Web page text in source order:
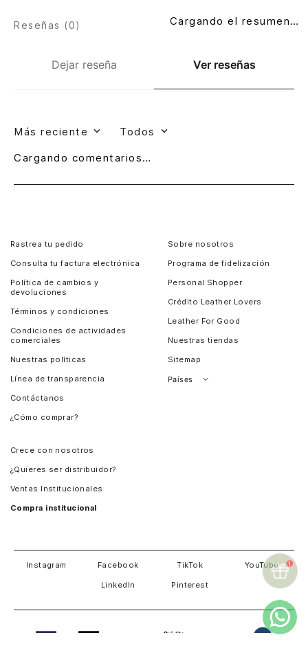
Dejar reseña Ver reseñas
Reseñas (0) Cargando el resumen…
Más reciente Todos
Cargando comentarios…
Rastrea tu pedido
Consulta tu factura electrónica
Política de cambios y
devoluciones
Términos y condiciones
Condiciones de actividades
comerciales
Nuestras políticas
Línea de transparencia
Contáctanos
¿Cómo comprar?
Sobre nosotros
Programa de fidelización
Personal Shopper
Crédito Leather Lovers
Leather For Good
Nuestras tiendas
Sitemap
Países
Crece con nosotros
¿Quieres ser distribuidor?
Ventas Institucionales
Compra institucional
Instagram Facebook TikTok YouTube
LinkedIn Pinterest